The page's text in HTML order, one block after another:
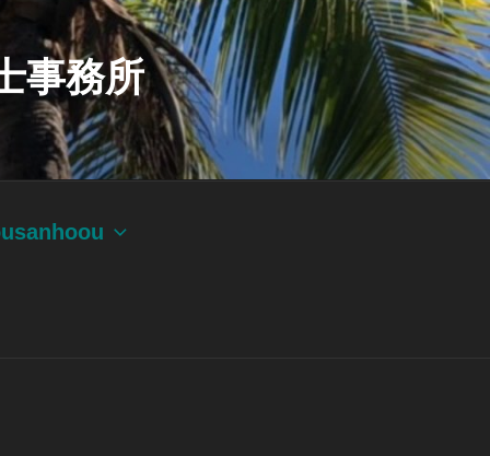
事務所